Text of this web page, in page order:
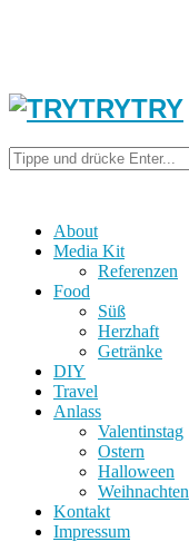
About
Media Kit
Referenzen
Food
Süß
Herzhaft
Getränke
DIY
Travel
Anlass
Valentinstag
Ostern
Halloween
Weihnachten
Kontakt
Impressum